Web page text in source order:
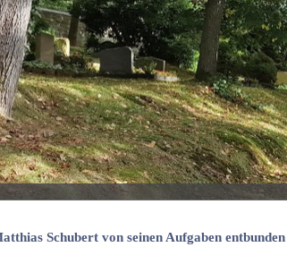
Schubert von seinen Aufgaben entbunden